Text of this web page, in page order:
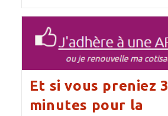
Saint
Léon
Et si vous preniez 3
minutes pour la